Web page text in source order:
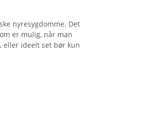
nyresygdomme. Det
er mulig, når man
eller ideelt set bør kun